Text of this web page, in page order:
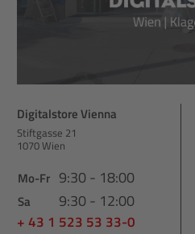
Digitalstore Vienna
Stiftgasse 21
1070 Wien
Mo-Fr 9:30 - 18:00
Sa 9:30 - 12:00
+ 43 1 523 53 33-0